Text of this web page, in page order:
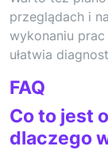
przeglądach i
wykonaniu
ułatwia
FAQ
Co to jest
dlaczego